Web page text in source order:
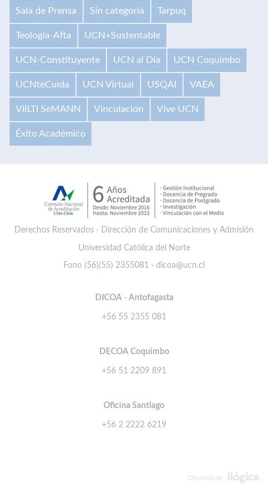
Sala de Prensa Sin categoría Tarpuq
Teología-Afta UCN+Sustentable
UCN-Constituyente UCN al Día UCN Coquimbo
UCNteCuida UCN Virtual USQAI VAEA
VilLTI SeMANN Vinculación Vive UCN
Éxito Académico
Derechos Reservados · Dirección de Comunicaciones y Admisión
Universidad Católica del Norte
Fono (56)(55) 2355081 · dicoa@ucn.cl
DICOA - Antofagasta
+56 55 2355 081
DECOA Coquimbo
+56 51 2209 891
Oficina Santiago
+56 2 2222 6219